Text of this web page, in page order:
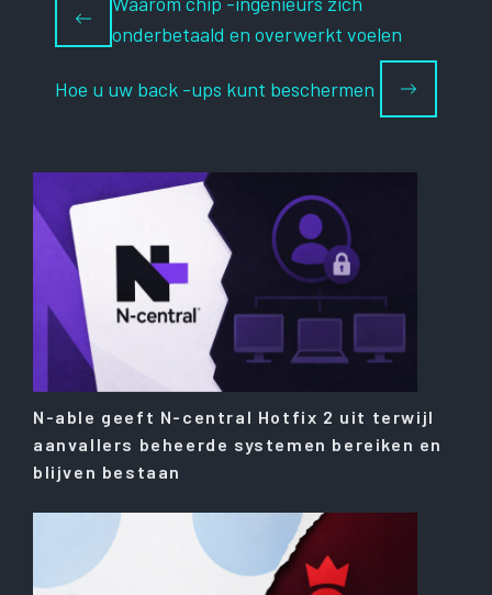
onderbetaald en overwerkt voelen
Hoe u uw back -ups kunt beschermen
N-able geeft N-central Hotfix 2 uit terwijl
aanvallers beheerde systemen bereiken en
blijven bestaan